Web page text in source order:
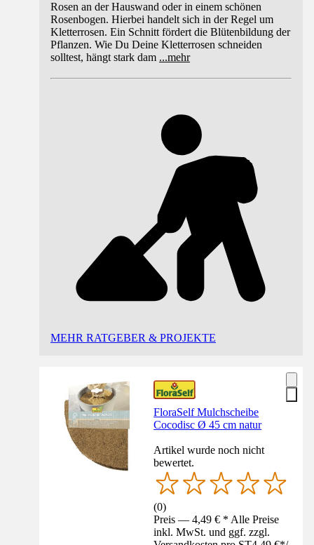
Rosen an der Hauswand oder in einem schönen
Rosenbogen. Hierbei handelt sich in der Regel um
Kletterrosen. Ein Schnitt fördert die Blütenbildung der
Pflanzen. Wie Du Deine Kletterrosen schneiden
solltest, hängt stark dam ...mehr
MEHR RATGEBER & PROJEKTE
FloraSelf Mulchscheibe
Cocodisc Ø 45 cm natur
Artikel wurde noch nicht
bewertet.
(0)
Preis — 4,49 € * Alle Preise
inkl. MwSt. und ggf. zzgl.